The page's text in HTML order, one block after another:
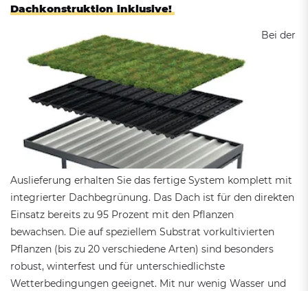
Dachkonstruktion inklusive!
Bei der
Auslieferung erhalten Sie das fertige System komplett mit
integrierter Dachbegrünung. Das Dach ist für den direkten
Einsatz bereits zu 95 Prozent mit den Pflanzen
bewachsen. Die auf speziellem Substrat vorkultivierten
Pflanzen (bis zu 20 verschiedene Arten) sind besonders
robust, winterfest und für unterschiedlichste
Wetterbedingungen geeignet. Mit nur wenig Wasser und